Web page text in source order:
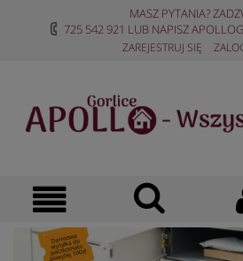
MASZ PYTANIA?
725 542 921 LUB NAPISZ
ZAREJESTRUJ SIĘ